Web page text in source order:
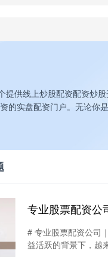
提供线上炒股配资配资炒
的实盘配资门户。无论你
专业股票配资公
# 专业股票配资公司
益活跃的背景下，越